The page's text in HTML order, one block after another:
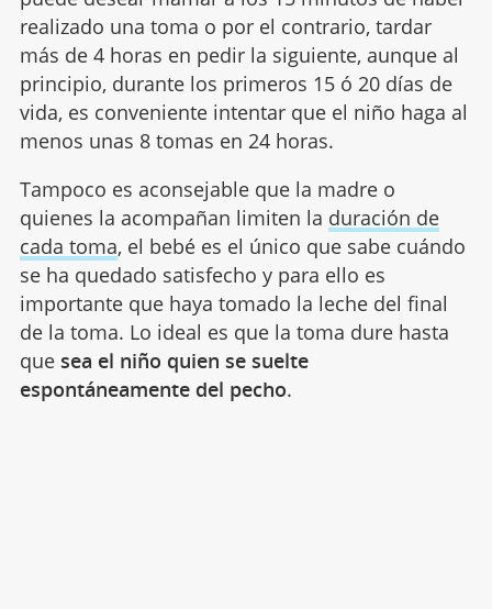
realizado una toma o por el contrario, tardar
más de 4 horas en pedir la siguiente, aunque al
principio, durante los primeros 15 ó 20 días de
vida, es conveniente intentar que el niño haga al
menos unas 8 tomas en 24 horas.
Tampoco es aconsejable que la madre o
quienes la acompañan limiten la duración de
cada toma, el bebé es el único que sabe cuándo
se ha quedado satisfecho y para ello es
importante que haya tomado la leche del final
de la toma. Lo ideal es que la toma dure hasta
que sea el niño quien se suelte
espontáneamente del pecho.